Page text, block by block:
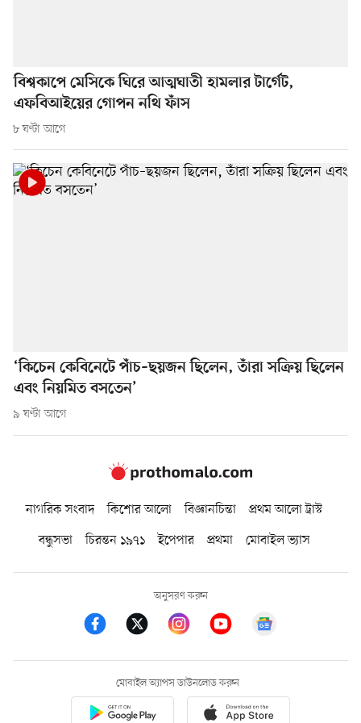
বিশ্বকাপে মেসিকে ঘিরে আত্মঘাতী হামলার টার্গেট,
এফবিআইয়ের গোপন নথি ফাঁস
৮ ঘণ্টা আগে
‘কিচেন কেবিনেটে পাঁচ–ছয়জন ছিলেন, তাঁরা সক্রিয় ছিলেন
এবং নিয়মিত বসতেন’
৯ ঘণ্টা আগে
নাগরিক সংবাদ কিশোর আলো বিজ্ঞানচিন্তা
প্রথম আলো ট্রাস্ট
বন্ধুসভা
চিরন্তন ১৯৭১ ইপেপার প্রথমা মোবাইল ভ্যাস
অনুসরণ করুন
মোবাইল অ্যাপস ডাউনলোড করুন